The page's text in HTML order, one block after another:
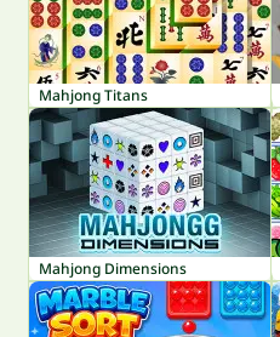
Mahjong Titans
Mahjong Dimensions